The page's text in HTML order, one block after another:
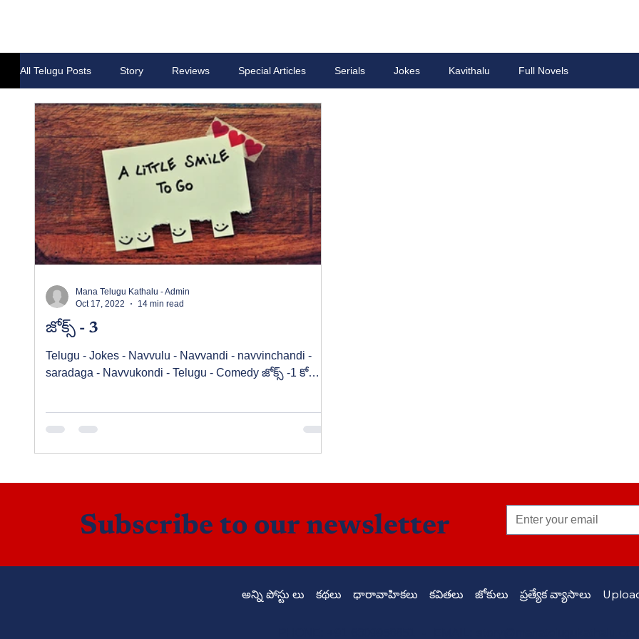
All Telugu Posts Story Reviews Special Articles Serials Jokes Kavithalu Full Novels
జోక్స్ - 3
Telugu - Jokes - Navvulu - Navvandi - navvinchandi -
saradaga - Navvukondi - Telugu - Comedy జోక్స్ -1 కోసం
ఏవో నోటిఫికేషన్లు రాగానే వాటిని చూస్తూ నవ్వుకుంటూ గొడవ
Mana Telugu Kathalu - Admin
Oct 17, 2022
14 min read
Subscribe to our newsletter
అన్ని పోస్టు లు కథలు ధారావాహికలు కవితలు జోకులు ప్రత్యేక వ్యాసాలు